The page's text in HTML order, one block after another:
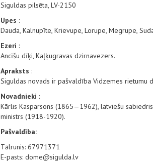
Siguldas pilsēta, LV-2150
Upes :
Dauda, Kalnupīte, Krievupe, Lorupe, Megrupe,
Ezeri :
Ancīšu dīķi, Kaļķugravas dzirnavezers.
Apraksts :
Siguldas novads ir pašvaldība Vidzemes rietumu
Novadnieki :
Kārlis Kasparsons (1865—1962), latviešu
ministrs (1918-1920).
Pašvaldība:
Tālrunis: 67971371
E-pasts: dome@sigulda.lv